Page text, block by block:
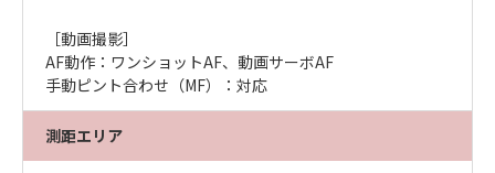
［動画撮影］
AF動作：ワンショットAF、動画サーボAF
手動ピント合わせ（MF）：対応
測距エリア